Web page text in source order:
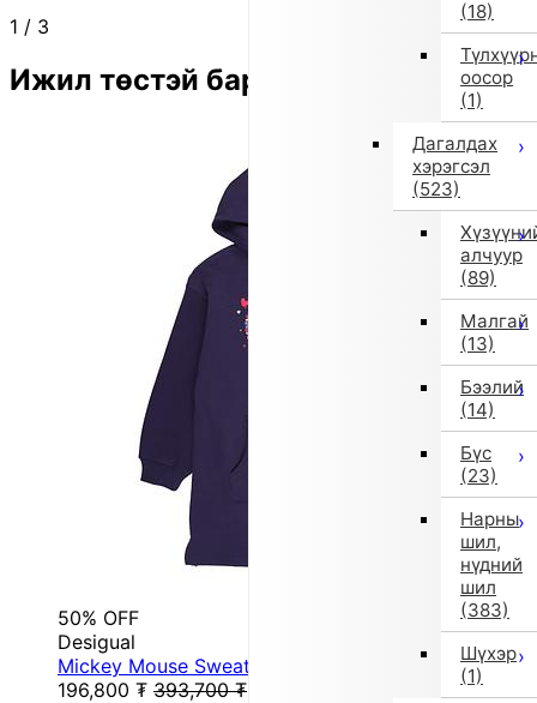
(18)
оосор
(1)
Дагалдах
хэрэгсэл
(523)
алчуур
(89)
Малгай
(13)
Бээлий
(14)
Бүс
(23)
Нарны
шил,
нүдний
шил
(383)
Шүхэр
(1)
1 / 3
Ижил төстэй бараа
50% OFF
Desigual
Mickey Mouse Sweat Dress (Blue)
196,800 ₮ 393,700 ₮